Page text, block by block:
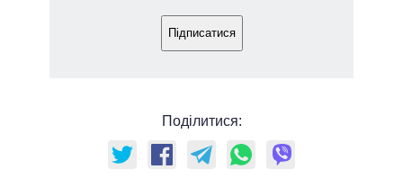
Підписатися
Поділитися: